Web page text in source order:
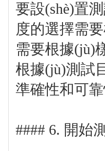
要設(shè)置測
度的選擇需要
需要根據(jù)
根據(jù)測試目
準確性和可
#### 6. 開始